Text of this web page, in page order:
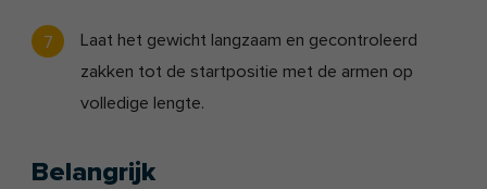
Laat het gewicht langzaam en gecontroleerd
zakken tot de startpositie met de armen op
volledige lengte.
Belangrijk